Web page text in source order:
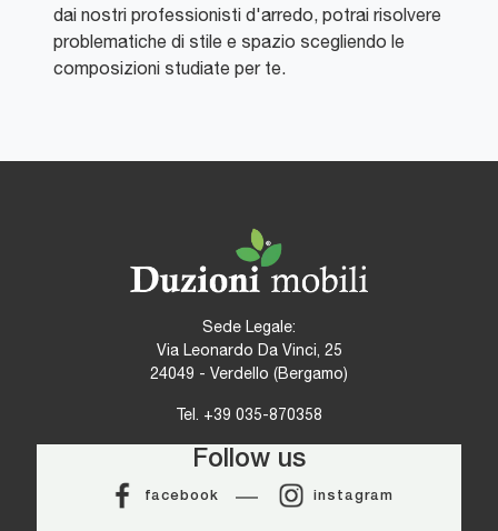
dai nostri professionisti d'arredo, potrai risolvere
problematiche di stile e spazio scegliendo le
composizioni studiate per te.
Sede Legale:
Via Leonardo Da Vinci, 25
24049 - Verdello (Bergamo)
Tel. +39 035-870358
Follow us
facebook instagram